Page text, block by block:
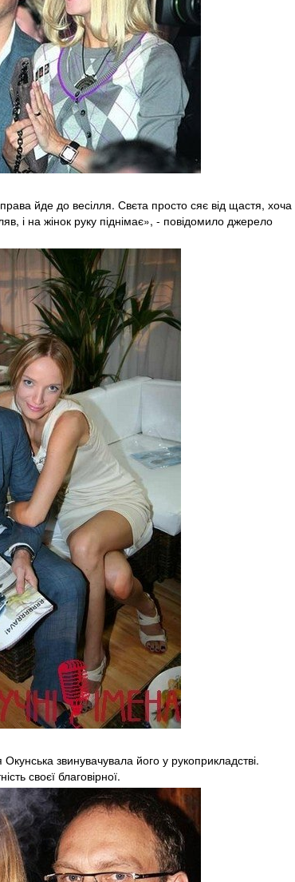
йде до весілля. Свєта просто сяє від щастя, хоча
і на жінок руку піднімає», - повідомило джерело
звинувачувала його у рукоприкладстві.
своєї благовірної.